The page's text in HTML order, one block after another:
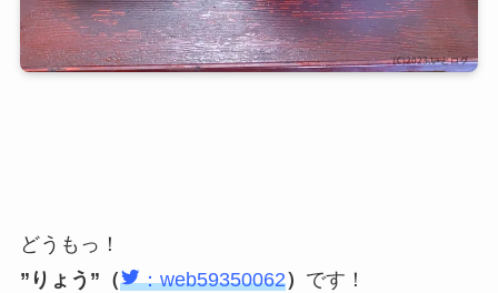
どうもっ！
”りょう”（
：web59350062） です！